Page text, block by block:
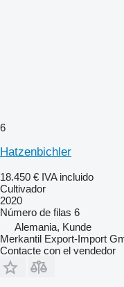
6
Hatzenbichler
18.450 € IVA incluido
Cultivador
2020
Número de filas 6
Alemania, Kunde
Merkantil Export-Import
Contacte con el vendedor